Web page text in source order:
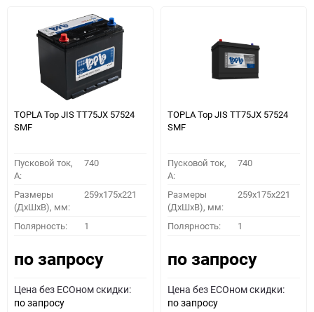
TOPLA Top JIS TT75JХ 57524
SMF
Пусковой ток,
A:
740
Размеры
(ДхШхВ), мм:
259x175x221
Полярность: 1
по запросу
Цена без ECOном скидки:
по запросу
TOPLA Top JIS TT75JХ 57524
SMF
Пусковой ток,
A:
740
Размеры
(ДхШхВ), мм:
259x175x221
Полярность: 1
по запросу
Цена без ECOном скидки:
по запросу